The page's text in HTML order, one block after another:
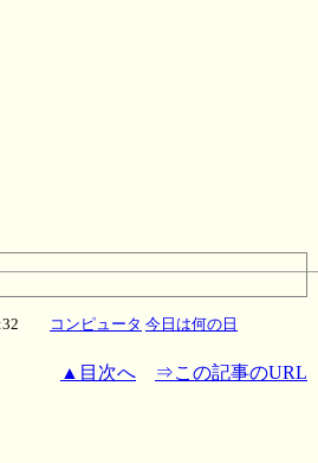
コンピュータ 今日は何の日
▲目次へ
⇒この記事のURL